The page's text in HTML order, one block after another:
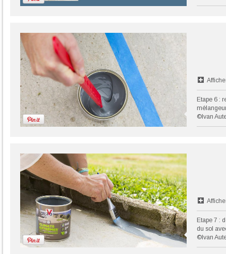
Etape 6 :
©Ivan
Etape 7 :
du sol
©Ivan